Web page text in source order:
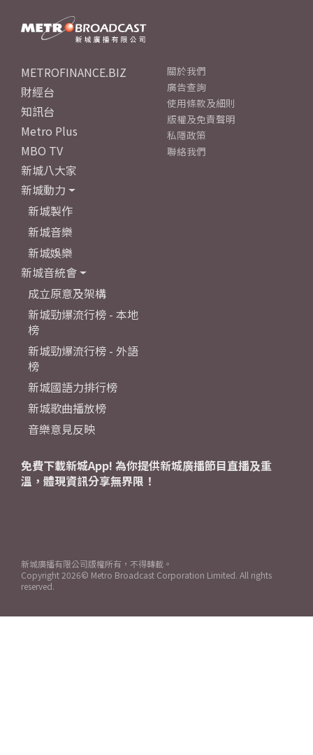
METROFINANCE.BIZ
財經台
知訊台
Metro Plus
MBO TV
新城八大家
新城動力
新城製作
新城音樂
新城娛樂
新城音統會
成立原意及架構
新城勁爆流行榜 - 本地
榜
新城勁爆流行榜 - 外語
榜
新城國語力排行榜
新城歌曲播放榜
音樂意見反映
關於我們
廣告查詢
使用條款及細則
版權及免責聲明
私隱政策
聯絡我們
免費下載新城App! 為你提供新城廣播節目直播及重
溫，體現資訊分享無界限！
新城廣播有限公司版權所有，不得轉載。
Copyright 2026© Metro Broadcast Corporation Limited. All rights
reserved.